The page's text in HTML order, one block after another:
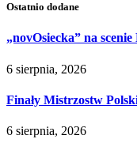
Ostatnio dodane
„novOsiecka” na
6 sierpnia, 2026
Finały Mistrzostw
6 sierpnia, 2026